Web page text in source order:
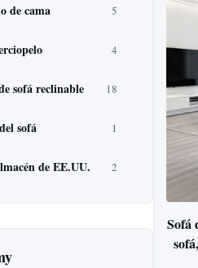
de cama 5
4
sofá reclinable 18
sofá 1
de EE.UU. 2
Sofá